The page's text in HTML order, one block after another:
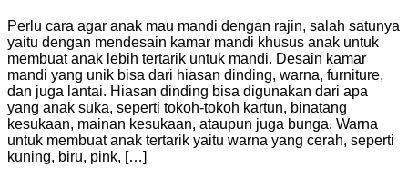
Perlu cara agar anak mau mandi dengan rajin, salah satunya
yaitu dengan mendesain kamar mandi khusus anak untuk
membuat anak lebih tertarik untuk mandi. Desain kamar
mandi yang unik bisa dari hiasan dinding, warna, furniture,
dan juga lantai. Hiasan dinding bisa digunakan dari apa
yang anak suka, seperti tokoh-tokoh kartun, binatang
kesukaan, mainan kesukaan, ataupun juga bunga. Warna
untuk membuat anak tertarik yaitu warna yang cerah, seperti
kuning, biru, pink, […]